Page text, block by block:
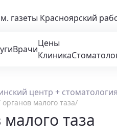
газеты Красноярский
Врачи
Цены
Клиника
малого таза
таза